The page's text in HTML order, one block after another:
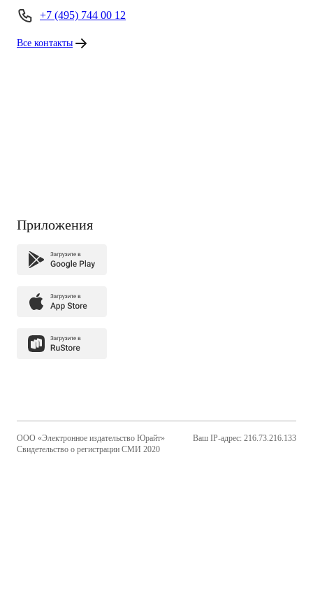
+7 (495) 744 00 12
Все контакты
Приложения
ООО «Электронное издательство Юрайт»
Свидетельство о регистрации СМИ 2020
Ваш IP-адрес: 216.73.216.133